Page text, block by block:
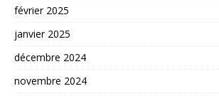
février 2025
janvier 2025
décembre 2024
novembre 2024